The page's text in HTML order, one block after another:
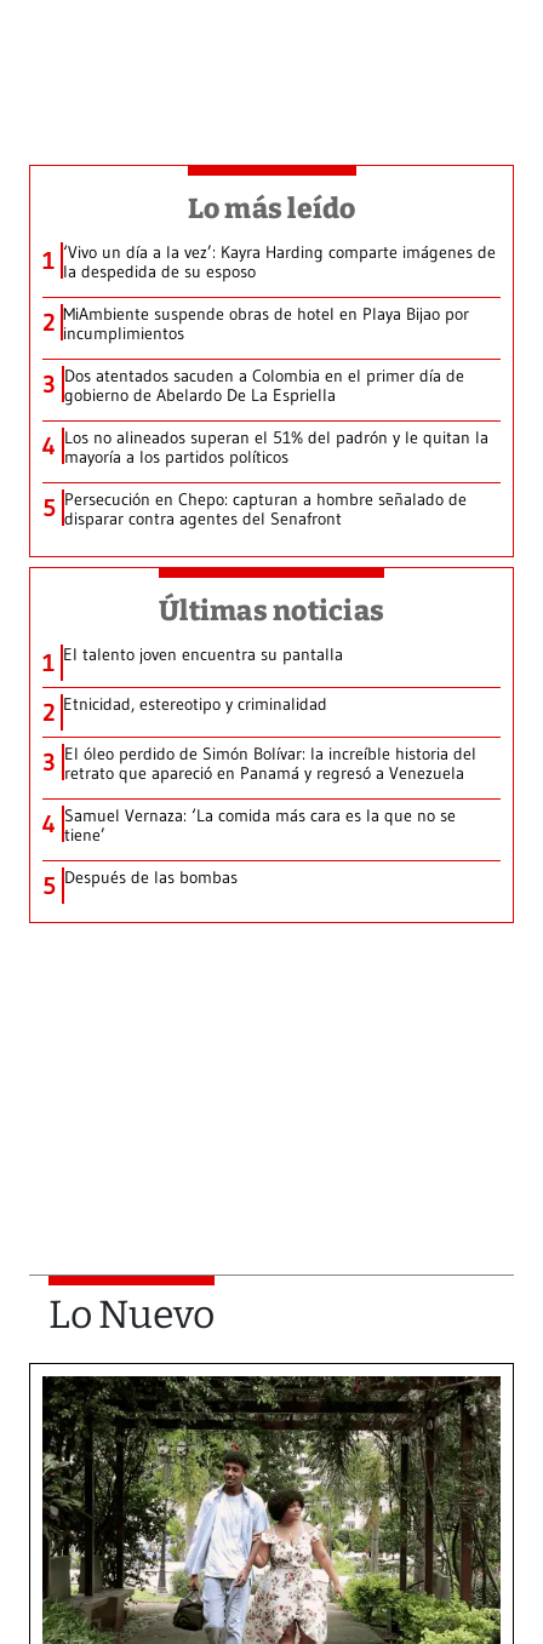
Lo más leído
1 ‘Vivo un día a la vez’: Kayra Harding comparte imágenes de
la despedida de su esposo
2 MiAmbiente suspende obras de hotel en Playa Bijao por
incumplimientos
3 Dos atentados sacuden a Colombia en el primer día de
gobierno de Abelardo De La Espriella
4 Los no alineados superan el 51% del padrón y le quitan la
mayoría a los partidos políticos
5 Persecución en Chepo: capturan a hombre señalado de
disparar contra agentes del Senafront
Últimas noticias
1 El talento joven encuentra su pantalla​
2 Etnicidad, estereotipo y criminalidad
3 El óleo perdido de Simón Bolívar: la increíble historia del
retrato que apareció en Panamá y regresó a Venezuela
4 Samuel Vernaza: ‘La comida más cara es la que no se
tiene’
5 Después de las bombas
Lo Nuevo